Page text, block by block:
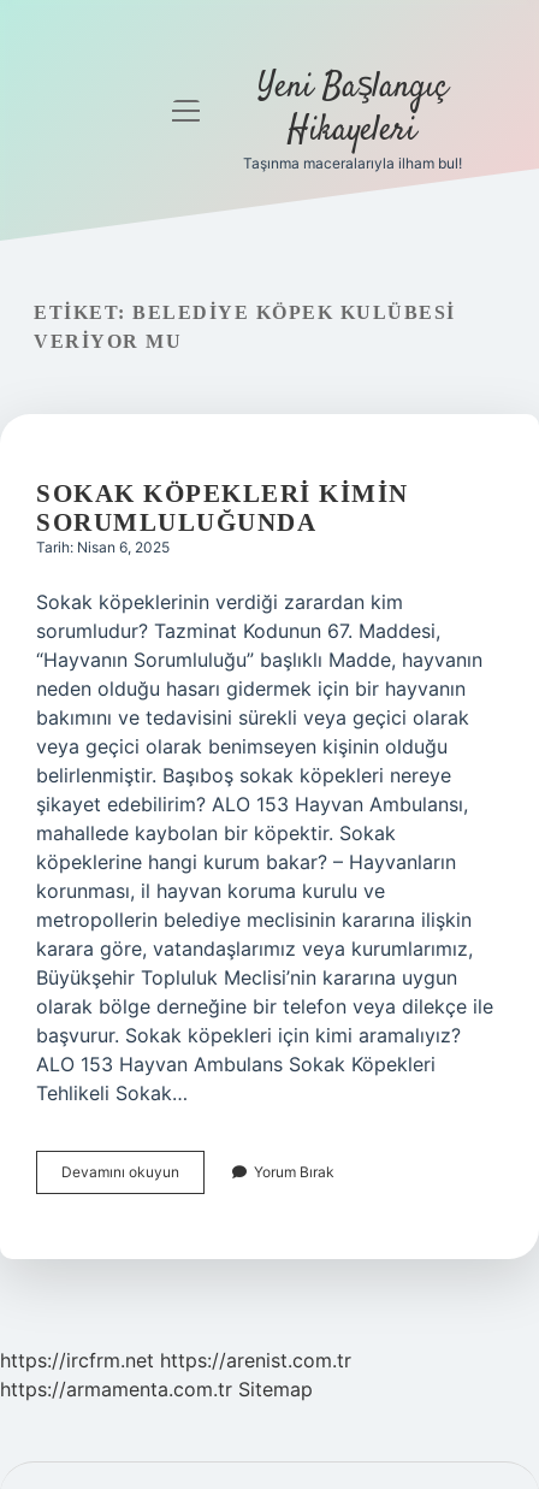
Gizlilik
Yasal Uyarı
menüyü
Yeni Başlangıç
Hikayeleri
Taşınma maceralarıyla ilham bul!
ETIKET: BELEDIYE KÖPEK KULÜBESI
VERIYOR MU
SOKAK KÖPEKLERI KIMIN
SORUMLULUĞUNDA
Tarih: Nisan 6, 2025
Sokak köpeklerinin verdiği zarardan kim
sorumludur? Tazminat Kodunun 67. Maddesi,
“Hayvanın Sorumluluğu” başlıklı Madde, hayvanın
neden olduğu hasarı gidermek için bir hayvanın
bakımını ve tedavisini sürekli veya geçici olarak
veya geçici olarak benimseyen kişinin olduğu
belirlenmiştir. Başıboş sokak köpekleri nereye
şikayet edebilirim? ALO 153 Hayvan Ambulansı,
mahallede kaybolan bir köpektir. Sokak
köpeklerine hangi kurum bakar? – Hayvanların
korunması, il hayvan koruma kurulu ve
metropollerin belediye meclisinin kararına ilişkin
karara göre, vatandaşlarımız veya kurumlarımız,
Büyükşehir Topluluk Meclisi’nin kararına uygun
olarak bölge derneğine bir telefon veya dilekçe ile
başvurur. Sokak köpekleri için kimi aramalıyız?
ALO 153 Hayvan Ambulans Sokak Köpekleri
Tehlikeli Sokak…
Devamını okuyun
Köpekleri
Yorum Bırak
https://ircfrm.net https://arenist.com.tr
https://armamenta.com.tr Sitemap